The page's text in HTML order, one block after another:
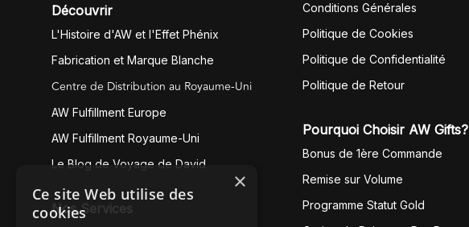
Découvrir
L'Histoire d'AW et l'Effet Phénix
Fabrication et Marque Blanche
Centre de Distribution au Royaume-Uni
AW Fulfillment Europe
AW Fulfillment Royaume-Uni
Le Blog de Voyage de David
Nos Services
Conditions Générales
Politique de Cookies
Politique de Confidentialité
Politique de Retour
Pourquoi Choisir AW Gifts?
Bonus de 1ère Commande
Remise sur Volume
Programme Statut Gold
×
Ce site Web utilise des
cookies